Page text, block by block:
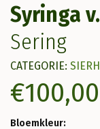
Syringa
Sering
CATEGORIE:
€100,00
Bloemkleur: